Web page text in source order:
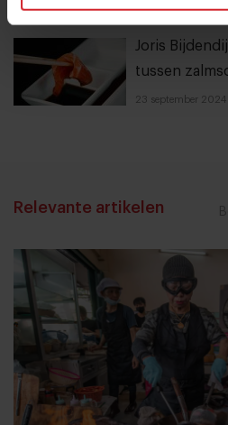
Joris
tussen
23 september 2024
Relevante artikelen